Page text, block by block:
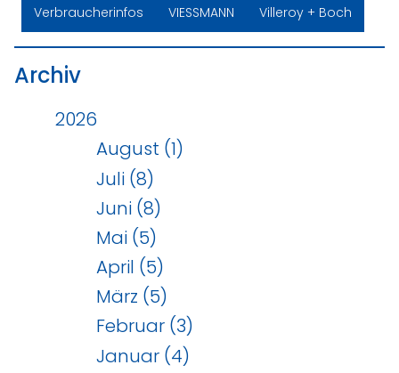
Verbraucherinfos VIESSMANN Villeroy + Boch
Archiv
2026
August (1)
Juli (8)
Juni (8)
Mai (5)
April (5)
März (5)
Februar (3)
Januar (4)